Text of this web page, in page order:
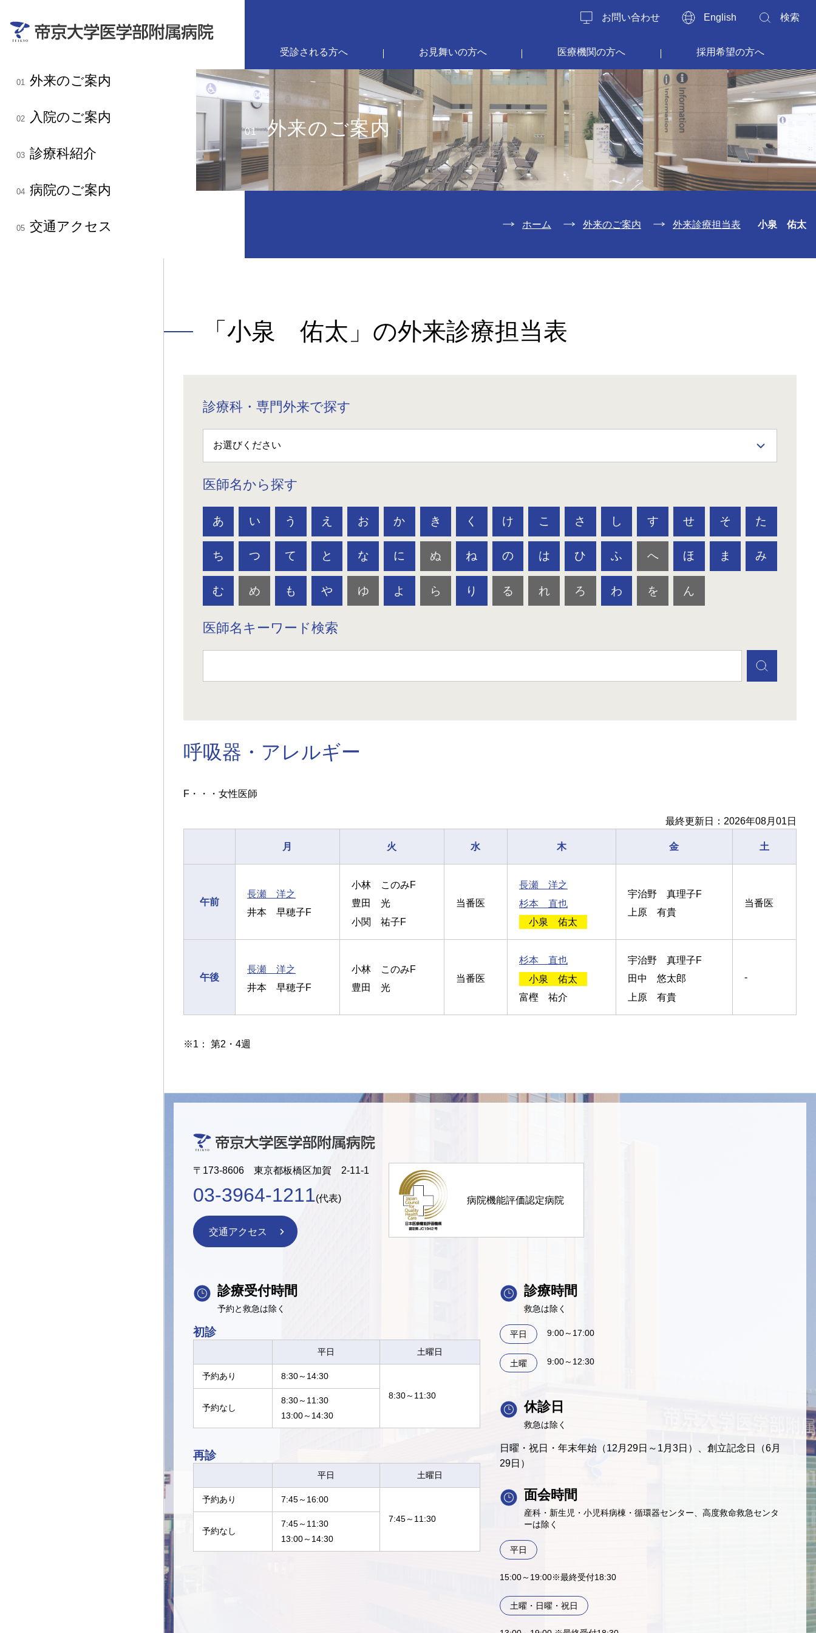
01 外来のご案内
02 入院のご案内
03 診療科紹介
04 病院のご案内
05 交通アクセス
お問い合わせ English 検索
受診される方へ お見舞いの方へ 医療機関の方へ 採用希望の方へ
01 外来のご案内
ホーム 外来のご案内 外来診療担当表 小泉 佑太
「小泉 佑太」の外来診療担当表
診療科・専門外来で探す
医師名から探す
あ い う え お か き く け こ さ し す せ そ た
ち つ て と な に ぬ ね の は ひ ふ へ ほ ま み
む め も や ゆ よ ら り る れ ろ わ を ん
医師名キーワード検索
呼吸器・アレルギー
F・・・女性医師
最終更新日：2026年08月01日
月 火 水 木 金 土
午前
長瀬 洋之
井本 早穂子F
小林 このみF
豊田 光
小関 祐子F
当番医
長瀬 洋之
杉本 直也
小泉 佑太
宇治野 真理子F
上原 有貴
当番医
午後
長瀬 洋之
井本 早穂子F
小林 このみF
豊田 光
当番医
杉本 直也
小泉 佑太
富樫 祐介
宇治野 真理子F
田中 悠太郎
上原 有貴
-
※1： 第2・4週
〒173-8606 東京都板橋区加賀 2-11-1
03-3964-1211(代表)
交通アクセス
病院機能評価認定病院
診療受付時間
予約と救急は除く
初診
平日 土曜日
予約あり
8:30～14:30
8:30～11:30
予約なし
8:30～11:30
13:00～14:30
再診
平日 土曜日
予約あり
7:45～16:00
7:45～11:30
予約なし
7:45～11:30
13:00～14:30
診療時間
救急は除く
平日 9:00～17:00
土曜 9:00～12:30
休診日
救急は除く
日曜・祝日・年末年始（12月29日～1月3日）、創立記念日（6月
29日）
面会時間
産科・新生児・小児科病棟・循環器センター、高度救命救急センタ
ーは除く
平日
15:00～19:00※最終受付18:30
土曜・日曜・祝日